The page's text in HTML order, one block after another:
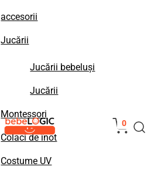
accesorii
Jucării
Jucării bebeluși
Jucării
Montessori
Colaci de înot
Costume UV
0